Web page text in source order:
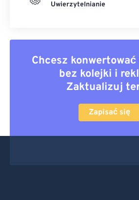
Uwierzytelnianie
Chcesz
bez kolejki i
Zaktualizuj
Zapisać się